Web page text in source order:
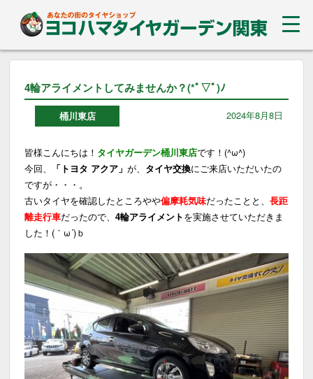
4輪アライメントしてみませんか？(*ﾟ▽ﾟ)ﾉ
桶川東店 2024年8月8日
皆様こんにちは！ タイヤガーデン桶川東店です！(^ω^)
今回、
「トヨタ アクア」が、 タイヤ交換にご来店いただいたの
ですが・・・。
古いタイヤを確認したところやや偏摩耗気味だったことと、長距
離走行車だったので、4輪アライメントを実施させていただきま
した！(｀ω´)ｂ